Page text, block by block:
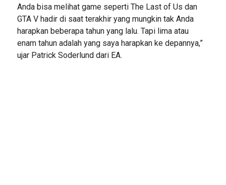
Anda bisa melihat game seperti The Last of Us dan
GTA V hadir di saat terakhir yang mungkin tak Anda
harapkan beberapa tahun yang lalu. Tapi lima atau
enam tahun adalah yang saya harapkan ke depannya,”
ujar Patrick Soderlund dari EA.